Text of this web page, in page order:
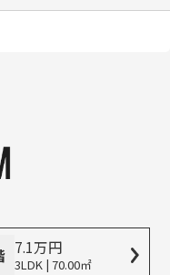
7.1万円
3LDK | 70.00㎡